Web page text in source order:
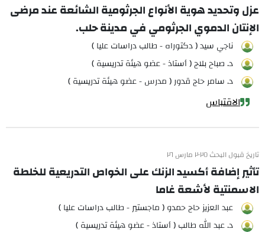
عزل وتحديد هوية الأنواع الجرثومية الشائعة عند مرضى
الإنتان الدموي الجرثومي في مدينة حلب.
ناجي سيد ( دكتوراه - طالب دراسات عليا )
د. صباح بلاج ( أستاذ - عضو هيئة تدريسية )
د. سامر حاج قدور ( مدرس - عضو هيئة تدريسية )
الاقتباس
تاريخ قبول البحث ٢٠٢٥ مارس ٢٦
تأثير إضافة أكسيد الزنك على الخواص التدريعية للخلطة
الاسمنتية لأشعة غاما
عبد العزيز حاج حمدو ( ماجستير - طالب دراسات عليا )
د. عبد الله طالب ( أستاذ - عضو هيئة تدريسية )